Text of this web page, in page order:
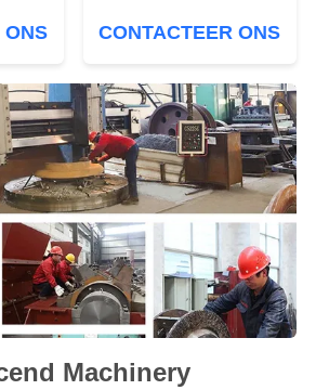
ONS CONTACTEER ONS
Machinery